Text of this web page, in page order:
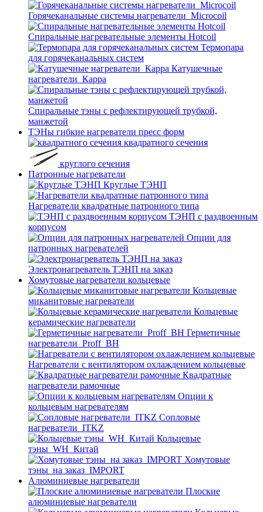
Горячеканальные системы нагреватели_Microcoil
Спиральные нагревательные элементы Hotcoil
Термопара
для горячеканальных систем
Катушечные
нагреватели_Карра
Спиральные тэны с рефлектирующей трубкой,
манжетой
ТЭНы гибкие нагреватели пресс форм
квадратного сечения
круглого сечения
Патронные нагреватели
Круглые ТЭНП
Нагреватели квадратные патронного типа
ТЭНП с раздвоенным
корпусом
Опции для
патронных нагревателей
Электронагреватель ТЭНП на заказ
Хомутовые нагреватели кольцевые
Кольцевые
миканитовые нагреватели
Кольцевые
керамические нагреватели
Герметичные
нагреватели_Proff_BH
Нагреватели с вентилятором охлаждением кольцевые
Квадратные
нагреватели рамочные
Опции к
кольцевым нагревателям
Cопловые
нагреватели_ITKZ
Кольцевые
тэны_WH_Китай
Хомутовые
тэны_на заказ_IMPORT
Алюминиевые нагреватели
Плоские
алюминиевые нагреватели